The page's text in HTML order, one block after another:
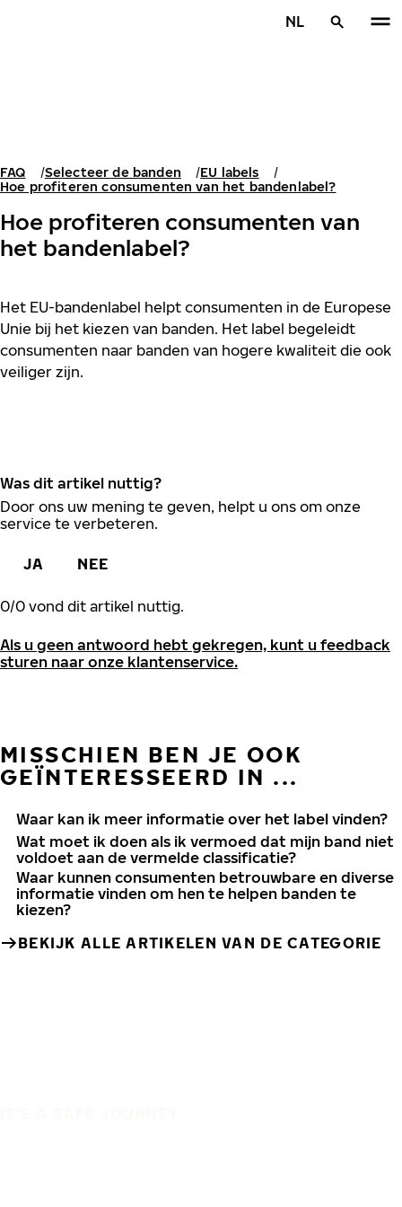
NL
FAQ Selecteer de banden
EU labels
Hoe profiteren consumenten van het bandenlabel?
Hoe profiteren consumenten van
het bandenlabel?
Het EU-bandenlabel helpt consumenten in de Europese
Unie bij het kiezen van banden. Het label begeleidt
consumenten naar banden van hogere kwaliteit die ook
veiliger zijn.
Was dit artikel nuttig?
Door ons uw mening te geven, helpt u ons om onze
service te verbeteren.
JA NEE
0/0 vond dit artikel nuttig.
Als u geen antwoord hebt gekregen, kunt u feedback
sturen naar onze klantenservice.
MISSCHIEN BEN JE OOK
GEÏNTERESSEERD IN ...
Waar kan ik meer informatie over het label vinden?
Wat moet ik doen als ik vermoed dat mijn band niet
voldoet aan de vermelde classificatie?
Waar kunnen consumenten betrouwbare en diverse
informatie vinden om hen te helpen banden te
kiezen?
BEKIJK ALLE ARTIKELEN VAN DE CATEGORIE